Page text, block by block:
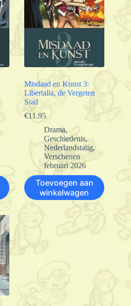
Misdaad en Kunst 3:
Libertalia, de Vergeten
Stad
€11.95
Drama,
Geschiedenis,
Nederlandstalig,
Verschenen
februari 2026
Toevoegen aan
winkelwagen